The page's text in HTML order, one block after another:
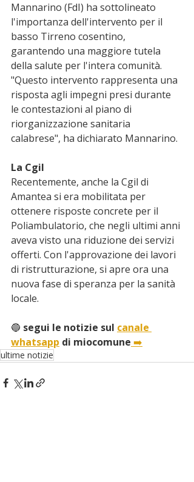
Mannarino (FdI) ha sottolineato
l'importanza dell'intervento per il
basso Tirreno cosentino,
garantendo una maggiore tutela
della salute per l'intera comunità.
"Questo intervento rappresenta una
risposta agli impegni presi durante
le contestazioni al piano di
riorganizzazione sanitaria
calabrese", ha dichiarato Mannarino.
La Cgil
Recentemente, anche la Cgil di
Amantea si era mobilitata per
ottenere risposte concrete per il
Poliambulatorio, che negli ultimi anni
aveva visto una riduzione dei servizi
offerti. Con l'approvazione dei lavori
di ristrutturazione, si apre ora una
nuova fase di speranza per la sanità
locale.
🔵 segui le notizie sul canale
whatsapp di miocomune ➡️
ultime notizie